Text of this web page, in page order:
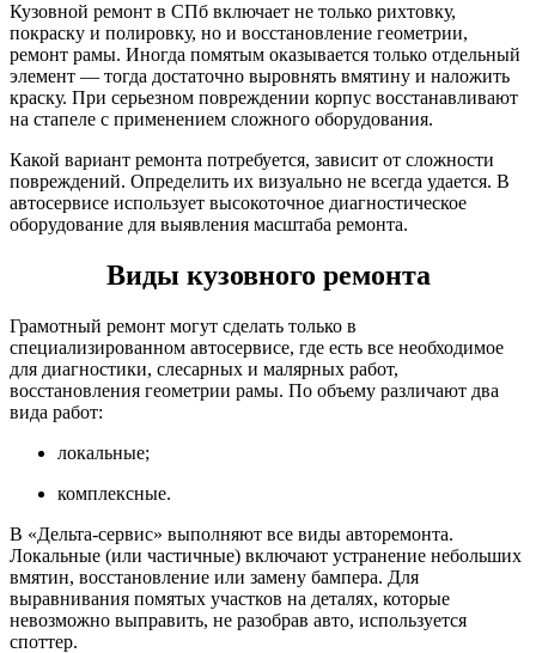
Кузовной ремонт в СПб включает не только рихтовку,
покраску и полировку, но и восстановление геометрии,
ремонт рамы. Иногда помятым оказывается только отдельный
элемент — тогда достаточно выровнять вмятину и наложить
краску. При серьезном повреждении корпус восстанавливают
на стапеле с применением сложного оборудования.
Какой вариант ремонта потребуется, зависит от сложности
повреждений. Определить их визуально не всегда удается. В
автосервисе использует высокоточное диагностическое
оборудование для выявления масштаба ремонта.
Виды кузовного ремонта
Грамотный ремонт могут сделать только в
специализированном автосервисе, где есть все необходимое
для диагностики, слесарных и малярных работ,
восстановления геометрии рамы. По объему различают два
вида работ:
локальные;
комплексные.
В «Дельта-сервис» выполняют все виды авторемонта.
Локальные (или частичные) включают устранение небольших
вмятин, восстановление или замену бампера. Для
выравнивания помятых участков на деталях, которые
невозможно выправить, не разобрав авто, используется
споттер.